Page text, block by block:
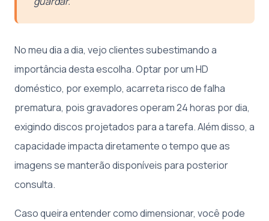
No meu dia a dia, vejo clientes subestimando a
importância desta escolha. Optar por um HD
doméstico, por exemplo, acarreta risco de falha
prematura, pois gravadores operam 24 horas por dia,
exigindo discos projetados para a tarefa. Além disso, a
capacidade impacta diretamente o tempo que as
imagens se manterão disponíveis para posterior
consulta.
Caso queira entender como dimensionar, você pode